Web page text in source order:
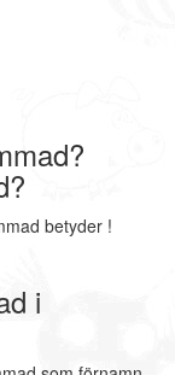
betyder !
i